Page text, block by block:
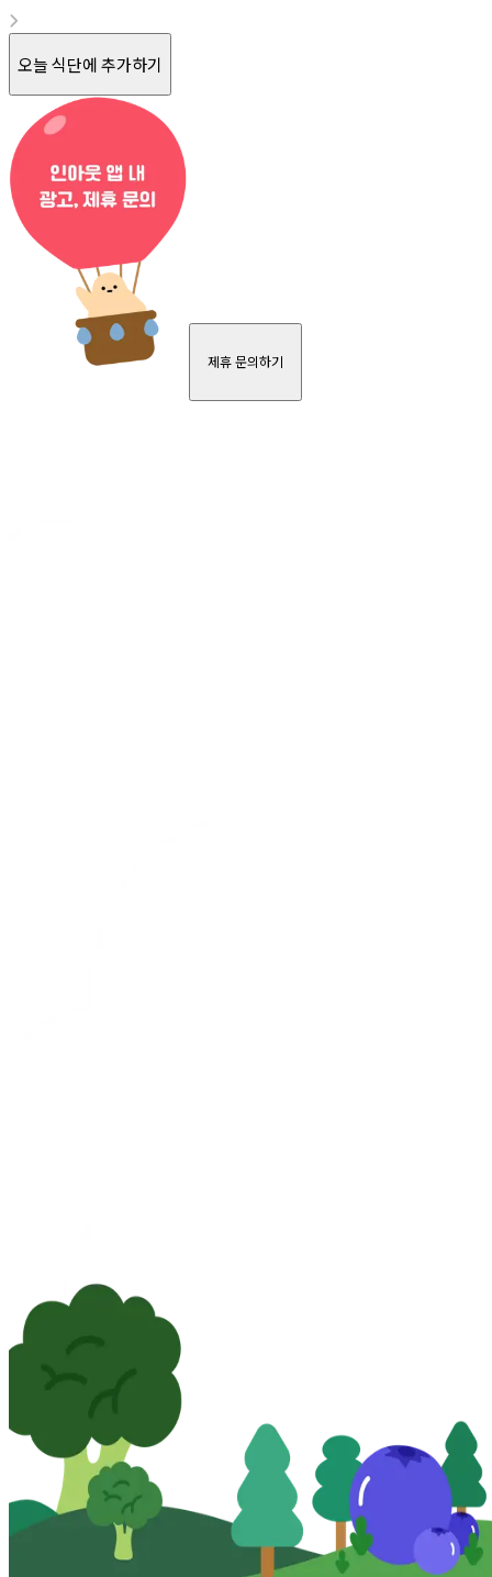
오늘 식단에 추가하기
제휴 문의하기